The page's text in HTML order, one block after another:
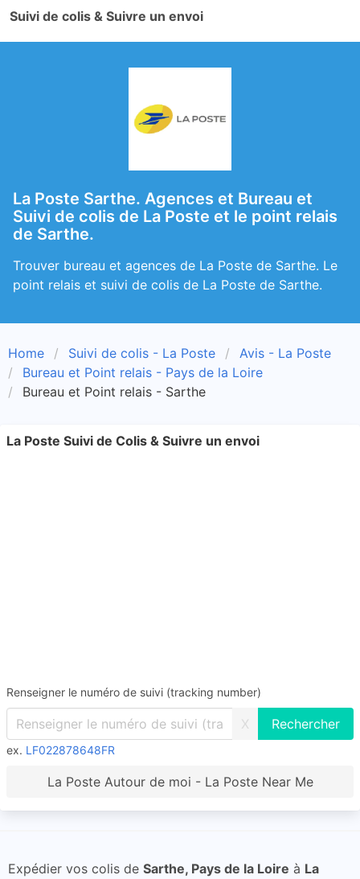
Suivi de colis & Suivre un envoi
La Poste Sarthe. Agences et Bureau et
Suivi de colis de La Poste et le point relais
de Sarthe.
Trouver bureau et agences de La Poste de Sarthe. Le
point relais et suivi de colis de La Poste de Sarthe.
Home Suivi de colis - La Poste
Avis - La Poste
Bureau et Point relais - Pays de la Loire
Bureau et Point relais - Sarthe
La Poste Suivi de Colis & Suivre un envoi
Renseigner le numéro de suivi (tracking number)
X
ex. LF022878648FR
La Poste Autour de moi - La Poste Near Me
Expédier vos colis de Sarthe, Pays de la Loire à La